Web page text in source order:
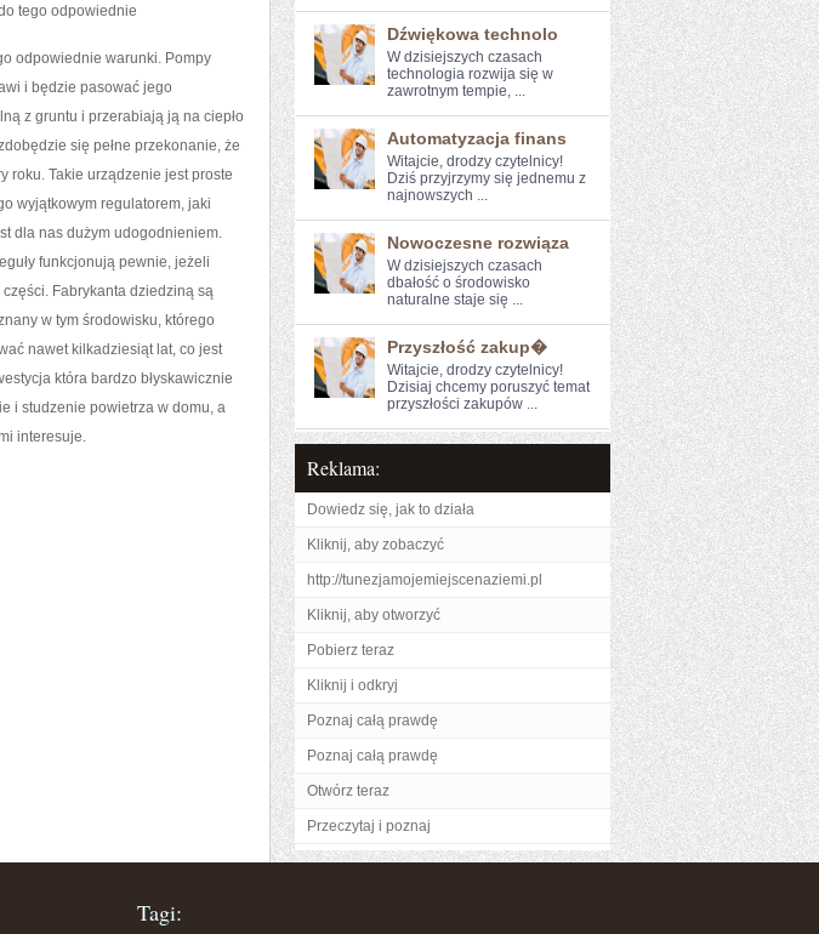
tego odpowiednie
odpowiednie warunki. Pompy
i będzie pasować jego
z gruntu i przerabiają ją na ciepło
się pełne przekonanie, że
roku. Takie urządzenie jest proste
wyjątkowym regulatorem, jaki
dla nas dużym udogodnieniem.
funkcjonują pewnie, jeżeli
Fabrykanta dziedziną są
w tym środowisku, którego
nawet kilkadziesiąt lat, co jest
która bardzo błyskawicznie
i studzenie powietrza w domu, a
interesuje.
Dźwiękowa technolo
W dzisiejszych czasach
technologia rozwija się w
zawrotnym tempie, ...
Automatyzacja finans
Witajcie, drodzy czytelnicy!
‍Dziś przyjrzymy⁣ się jednemu z
najnowszych ...
Nowoczesne rozwiąza
W dzisiejszych czasach
dbałość‌ o środowisko
naturalne staje‌ się ...
Przyszłość zakup�
Witajcie,‍ drodzy czytelnicy!
Dzisiaj chcemy ‍poruszyć temat
przyszłości zakupów‌ ...
Reklama:
Dowiedz się, jak to działa
Kliknij, aby zobaczyć
http://tunezjamojemiejscenaziemi.pl
Kliknij, aby otworzyć
Pobierz teraz
Kliknij i odkryj
Poznaj całą prawdę
Poznaj całą prawdę
Otwórz teraz
Przeczytaj i poznaj
Tagi: